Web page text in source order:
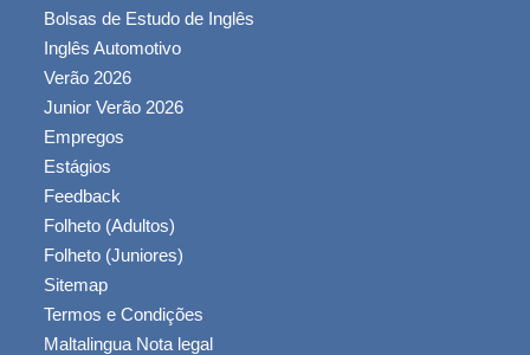
Bolsas de Estudo de Inglês
Inglês Automotivo
Verão 2026
Junior Verão 2026
Empregos
Estágios
Feedback
Folheto (Adultos)
Folheto (Juniores)
Sitemap
Termos e Condições
Maltalingua Nota legal